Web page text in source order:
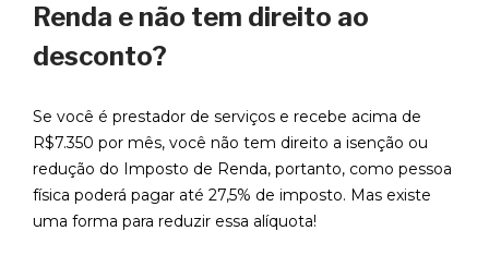
Renda e não tem direito ao
desconto?
Se você é prestador de serviços e recebe acima de
R$7.350 por mês, você não tem direito a isenção ou
redução do Imposto de Renda, portanto, como pessoa
física poderá pagar até 27,5% de imposto. Mas existe
uma forma para reduzir essa alíquota!